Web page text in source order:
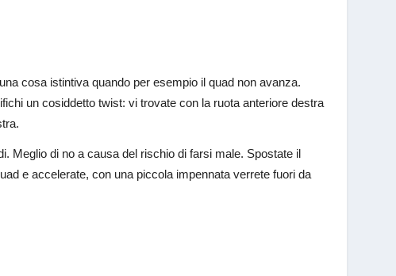
cosa istintiva quando per esempio il quad non avanza.
un cosiddetto twist: vi trovate con la ruota anteriore destra
Meglio di no a causa del rischio di farsi male. Spostate il
e accelerate, con una piccola impennata verrete fuori da